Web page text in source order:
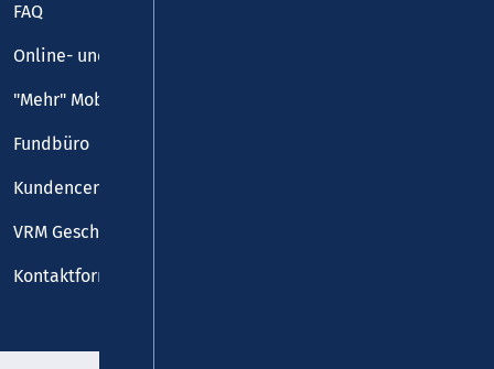
FAQ
Online- und Handy-Tickets
"Mehr" Mobilität
Fundbüro
Kundencenter
VRM Geschäftsstelle
Kontaktformular